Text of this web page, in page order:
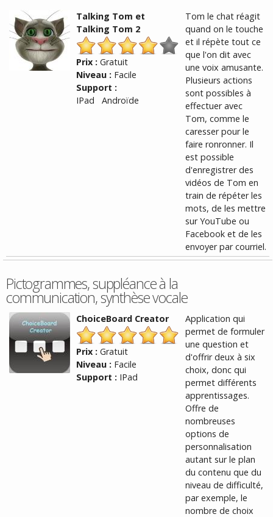
Talking Tom et
Talking Tom 2
Prix : Gratuit
Niveau : Facile
Support :
IPad Androïde
Tom le chat réagit
quand on le touche
et il répète tout ce
que l'on dit avec
une voix amusante.
Plusieurs actions
sont possibles à
effectuer avec
Tom, comme le
caresser pour le
faire ronronner. Il
est possible
d'enregistrer des
vidéos de Tom en
train de répéter les
mots, de les mettre
sur YouTube ou
Facebook et de les
envoyer par courriel.
Pictogrammes, suppléance à la
communication, synthèse vocale
ChoiceBoard Creator
Prix : Gratuit
Niveau : Facile
Support : IPad
Application qui
permet de formuler
une question et
d'offrir deux à six
choix, donc qui
permet différents
apprentissages.
Offre de
nombreuses
options de
personnalisation
autant sur le plan
du contenu que du
niveau de difficulté,
par exemple, le
nombre de choix